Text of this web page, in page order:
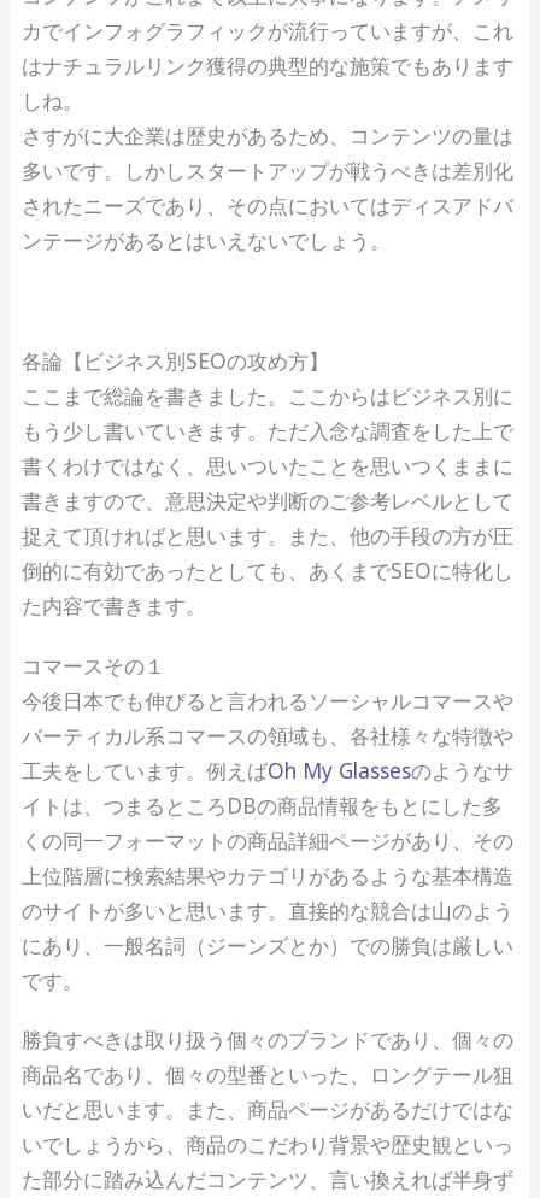
カでインフォグラフィックが流行っていますが、これ
はナチュラルリンク獲得の典型的な施策でもあります
しね。
さすがに大企業は歴史があるため、コンテンツの量は
多いです。しかしスタートアップが戦うべきは差別化
されたニーズであり、その点においてはディスアドバ
ンテージがあるとはいえないでしょう。
各論【ビジネス別SEOの攻め方】
ここまで総論を書きました。ここからはビジネス別に
もう少し書いていきます。ただ入念な調査をした上で
書くわけではなく、思いついたことを思いつくままに
書きますので、意思決定や判断のご参考レベルとして
捉えて頂ければと思います。また、他の手段の方が圧
倒的に有効であったとしても、あくまでSEOに特化し
た内容で書きます。
コマースその１
今後日本でも伸びると言われるソーシャルコマースや
バーティカル系コマースの領域も、各社様々な特徴や
工夫をしています。例えばOh My Glassesのようなサ
イトは、つまるところDBの商品情報をもとにした多
くの同一フォーマットの商品詳細ページがあり、その
上位階層に検索結果やカテゴリがあるような基本構造
のサイトが多いと思います。直接的な競合は山のよう
にあり、一般名詞（ジーンズとか）での勝負は厳しい
です。
勝負すべきは取り扱う個々のブランドであり、個々の
商品名であり、個々の型番といった、ロングテール狙
いだと思います。また、商品ページがあるだけではな
いでしょうから、商品のこだわり背景や歴史観といっ
た部分に踏み込んだコンテンツ、言い換えれば半身ず